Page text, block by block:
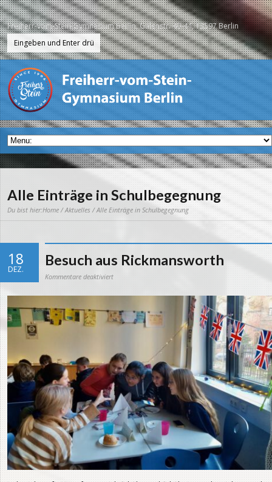
Freiherr-vom-Stein-Gymnasium Berlin, Galenstr. 40-44, 13597 Berlin
Alle Einträge in Schulbegegnung
Du bist hier:Home/Aktuelles / Alle Einträge in Schulbegegnung
18
DEZ.
Besuch aus Rickmansworth
Kommentare deaktiviertfür
Rickmansworth